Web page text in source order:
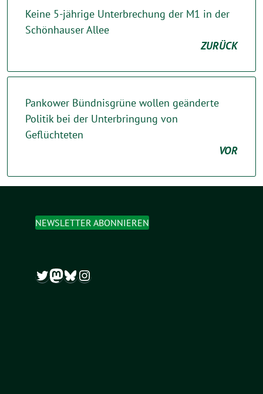
Keine 5-jährige Unterbrechung der M1 in der
Schönhauser Allee
ZURÜCK
Pankower Bündnisgrüne wollen geänderte
Politik bei der Unterbringung von
Geflüchteten
VOR
NEWSLETTER ABONNIEREN
Twitter
Mastodon
Bluesky
Instagram